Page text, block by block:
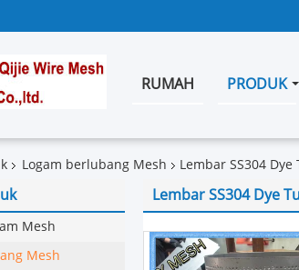
RUMAH PRODUK
Logam berlubang Mesh Lembar SS304
Mesh
Mesh
Lembar SS304 Dye